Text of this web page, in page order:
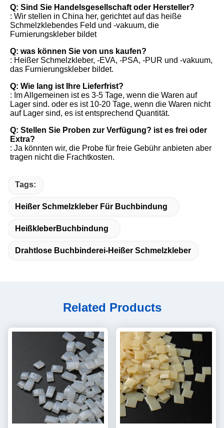
Q: Sind Sie Handelsgesellschaft oder Hersteller?
: Wir stellen in China her, gerichtet auf das heiße
Schmelzklebendes Feld und -vakuum, die
Furnierungskleber bildet
Q: was können Sie von uns kaufen?
: Heißer Schmelzkleber, -EVA, -PSA, -PUR und -vakuum,
das Furnierungskleber bildet.
Q: Wie lang ist Ihre Lieferfrist?
: Im Allgemeinen ist es 3-5 Tage, wenn die Waren auf
Lager sind. oder es ist 10-20 Tage, wenn die Waren nicht
auf Lager sind, es ist entsprechend Quantität.
Q: Stellen Sie Proben zur Verfügung? ist es frei oder
Extra?
: Ja könnten wir, die Probe für freie Gebühr anbieten aber
tragen nicht die Frachtkosten.
Tags:
Heißer Schmelzkleber Für Buchbindung
HeißkleberBuchbindung
Drahtlose Buchbinderei-Heißer Schmelzkleber
Related Products